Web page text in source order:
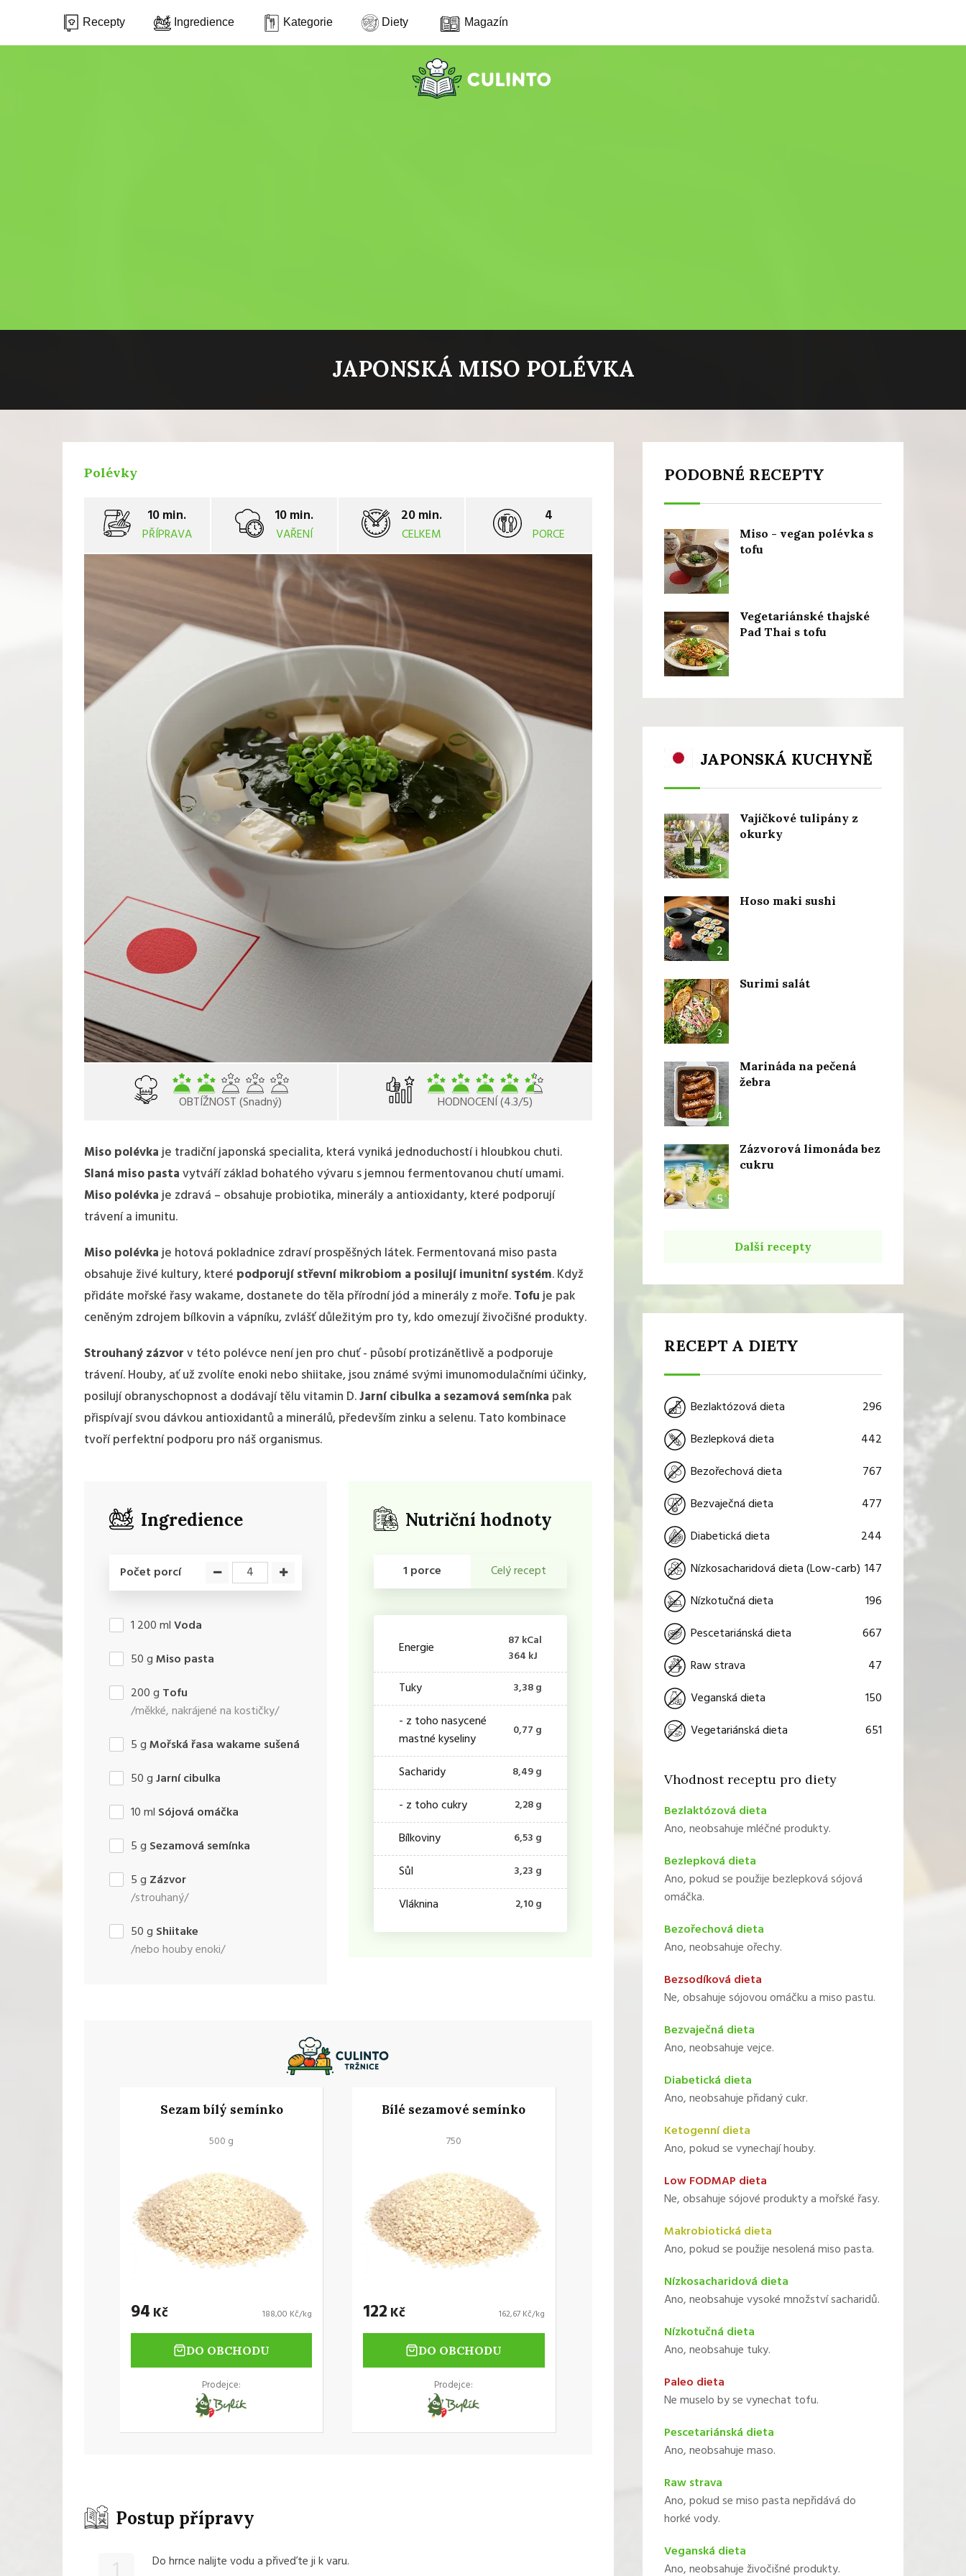
Recepty Ingredience Kategorie Diety Magazín
JAPONSKÁ MISO POLÉVKA
Polévky
10 min.
PŘÍPRAVA
10 min.
VAŘENÍ
20 min.
CELKEM
4
PORCE
OBTÍŽNOST (Snadný) HODNOCENÍ (4.3/5)
Miso polévkaje tradiční japonská specialita, která vyniká jednoduchostí i hloubkou chuti.
Slaná miso pastavytváří základ bohatého vývaru s jemnou fermentovanou chutí umami.
Miso polévkaje zdravá – obsahuje probiotika, minerály a antioxidanty, které podporují
trávení a imunitu.
Miso polévkaje hotová pokladnice zdraví prospěšných látek. Fermentovaná miso pasta
obsahuje živé kultury, které podporují střevní mikrobiom a posilují imunitní systém. Když
přidáte mořské řasy wakame, dostanete do těla přírodní jód a minerály z moře.Tofuje pak
ceněným zdrojem bílkovin a vápníku, zvlášť důležitým pro ty, kdo omezují živočišné produkty.
Strouhaný zázvorv této polévce není jen pro chuť - působí protizánětlivě a podporuje
trávení. Houby, ať už zvolíte enoki nebo shiitake, jsou známé svými imunomodulačními účinky,
posilují obranyschopnost a dodávají tělu vitamin D.Jarní cibulka a sezamová semínka pak
přispívají svou dávkou antioxidantů a minerálů, především zinku a selenu. Tato kombinace
tvoří perfektní podporu pro náš organismus.
Ingredience
Počet porcí
1 200mlVoda
50gMiso pasta
200g Tofu
/měkké, nakrájené na kostičky/
5gMořská řasa wakame sušená
50gJarní cibulka
10ml Sójová omáčka
5g Sezamová semínka
5g Zázvor
/strouhaný/
50g Shiitake
/nebo houby enoki/
Nutriční hodnoty
1 porce Celý recept
Energie
87 kCal
364 kJ
Tuky 3,38 g
- z toho nasycené
mastné kyseliny
0,77 g
Sacharidy 8,49 g
- z toho cukry 2,28 g
Bílkoviny 6,53 g
Sůl 3,23 g
Vláknina 2,10 g
Sezam bílý semínko
500 g
94Kč 188,00 Kč/kg
DO OBCHODU
Prodejce:
Bílé sezamové semínko
750
122Kč 162,67 Kč/kg
DO OBCHODU
Prodejce:
Postup přípravy
Do hrnce nalijte vodu a přiveďte ji k varu.
PODOBNÉ RECEPTY
1
Miso - vegan polévka s
tofu
2
Vegetariánské thajské
Pad Thai s tofu
JAPONSKÁ KUCHYNĚ
1
Vajíčkové tulipány z
okurky
2
Hoso maki sushi
3
Surimi salát
4
Marináda na pečená
žebra
5
Zázvorová limonáda bez
cukru
Další recepty
RECEPT A DIETY
Bezlaktózová dieta
296
Bezlepková dieta
442
Bezořechová dieta
767
Bezvaječná dieta
477
Diabetická dieta
244
Nízkosacharidová dieta (Low-carb) 147
Nízkotučná dieta
196
Pescetariánská dieta
667
Raw strava
47
Veganská dieta
150
Vegetariánská dieta
651
Vhodnost receptu pro diety
Bezlaktózová dieta
Ano, neobsahuje mléčné produkty.
Bezlepková dieta
Ano, pokud se použije bezlepková sójová
omáčka.
Bezořechová dieta
Ano, neobsahuje ořechy.
Bezsodíková dieta
Ne, obsahuje sójovou omáčku a miso pastu.
Bezvaječná dieta
Ano, neobsahuje vejce.
Diabetická dieta
Ano, neobsahuje přidaný cukr.
Ketogenní dieta
Ano, pokud se vynechají houby.
Low FODMAP dieta
Ne, obsahuje sójové produkty a mořské řasy.
Makrobiotická dieta
Ano, pokud se použije nesolená miso pasta.
Nízkosacharidová dieta
Ano, neobsahuje vysoké množství sacharidů.
Nízkotučná dieta
Ano, neobsahuje tuky.
Paleo dieta
Ne muselo by se vynechat tofu.
Pescetariánská dieta
Ano, neobsahuje maso.
Raw strava
Ano, pokud se miso pasta nepřidává do
horké vody.
Veganská dieta
Ano, neobsahuje živočišné produkty.